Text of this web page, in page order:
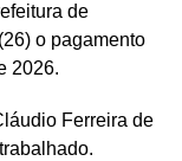
de
o pagamento
2026.
Ferreira de